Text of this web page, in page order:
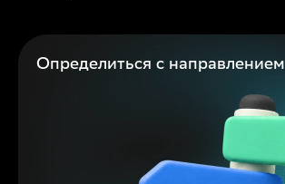
Определиться с направлением